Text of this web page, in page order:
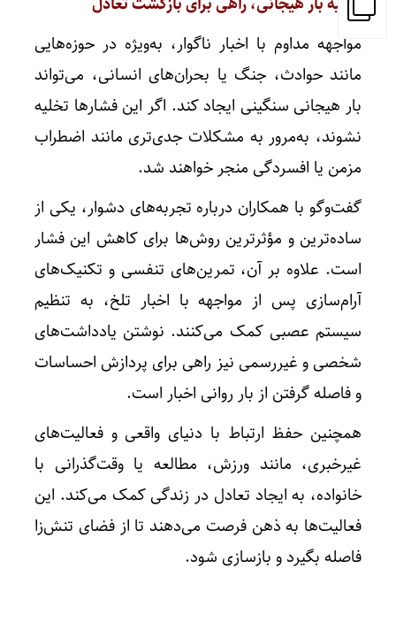
مواجهه مداوم با اخبار ناگوار، به‌ویژه در حوزه‌هایی
مانند حوادث، جنگ یا بحران‌های انسانی، می‌تواند
بار هیجانی سنگینی ایجاد کند. اگر این فشارها تخلیه
نشوند، به‌مرور به مشکلات جدی‌تری مانند اضطراب
مزمن یا افسردگی منجر خواهند شد.
گفت‌وگو با همکاران درباره تجربه‌های دشوار، یکی از
ساده‌ترین و مؤثرترین روش‌ها برای کاهش این فشار
است. علاوه بر آن، تمرین‌های تنفسی و تکنیک‌های
آرام‌سازی پس از مواجهه با اخبار تلخ، به تنظیم
سیستم عصبی کمک می‌کنند. نوشتن یادداشت‌های
شخصی و غیررسمی نیز راهی برای پردازش احساسات
و فاصله گرفتن از بار روانی اخبار است.
همچنین حفظ ارتباط با دنیای واقعی و فعالیت‌های
غیرخبری، مانند ورزش، مطالعه یا وقت‌گذرانی با
خانواده، به ایجاد تعادل در زندگی کمک می‌کند. این
فعالیت‌ها به ذهن فرصت می‌دهند تا از فضای تنش‌زا
فاصله بگیرد و بازسازی شود.